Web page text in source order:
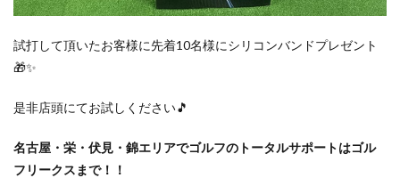
試打して頂いたお客様に先着10名様にシリコンバンドプレゼント
🎁✨
是非店頭にてお試しください🎵
名古屋・栄・伏見・錦エリアでゴルフのトータルサポートはゴル
フリークスまで！！